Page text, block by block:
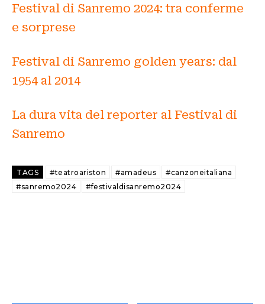
Festival di Sanremo 2024: tra conferme
e sorprese
Festival di Sanremo golden years: dal
1954 al 2014
La dura vita del reporter al Festival di
Sanremo
TAGS #teatroariston #amadeus
#canzoneitaliana
#sanremo2024
#festivaldisanremo2024